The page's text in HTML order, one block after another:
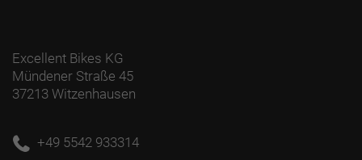
Excellent Bikes KG
Mündener Straße 45
37213 Witzenhausen
+49 5542 933314